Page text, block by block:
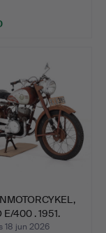
E/400 . 1951.
18 jun 2026